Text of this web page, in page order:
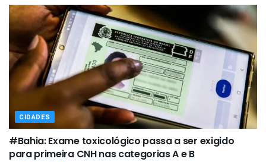
CIDADES
#Bahia: Exame toxicológico passa a ser exigido
para primeira CNH nas categorias A e B